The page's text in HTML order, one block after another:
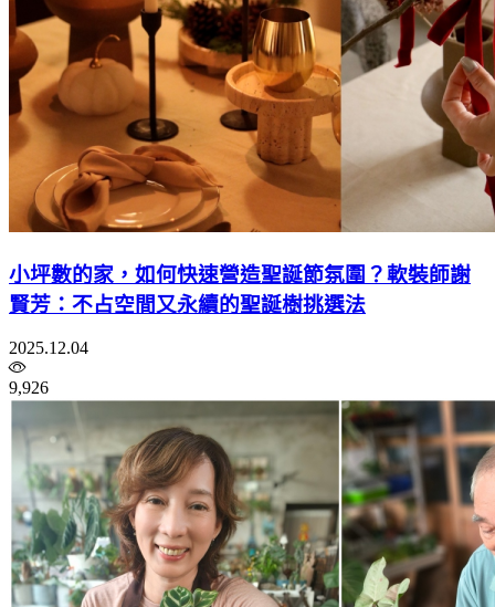
小坪數的家，如何快速營造聖誕節氛圍？軟裝師謝
賢芳：不占空間又永續的聖誕樹挑選法
2025.12.04
9,926